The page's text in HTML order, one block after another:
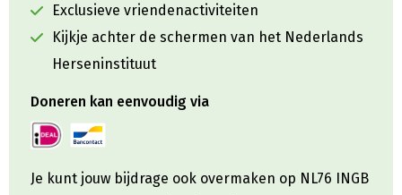
Exclusieve vriendenactiviteiten
Kijkje achter de schermen van het Nederlands
Herseninstituut
Doneren kan eenvoudig via
Je kunt jouw bijdrage ook overmaken op NL76 INGB